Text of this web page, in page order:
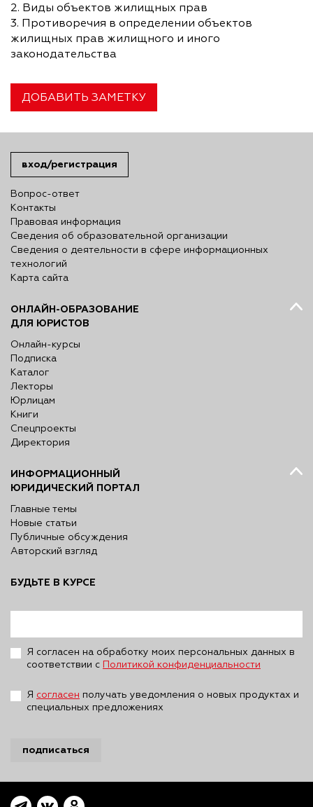
2. Виды объектов жилищных прав
3. Противоречия в определении объектов
жилищных прав жилищного и иного
законодательства
ДОБАВИТЬ ЗАМЕТКУ
вход/регистрация
Вопрос-ответ
Контакты
Правовая информация
Сведения об образовательной организации
Сведения о деятельности в сфере информационных
технологий
Карта сайта
ОНЛАЙН-ОБРАЗОВАНИЕ
ДЛЯ ЮРИСТОВ
Онлайн-курсы
Подписка
Каталог
Лекторы
Юрлицам
Книги
Спецпроекты
Директория
ИНФОРМАЦИОННЫЙ
ЮРИДИЧЕСКИЙ ПОРТАЛ
Главные темы
Новые статьи
Публичные обсуждения
Авторский взгляд
БУДЬТЕ В КУРСЕ
Я согласен на обработку моих персональных данных в
соответствии с
Политикой конфиденциальности
Я согласен получать уведомления о новых продуктах и
специальных предложениях
подписаться